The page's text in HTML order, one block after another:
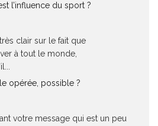
l’influence du sport ?
clair sur le fait que
à tout le monde,
opérée, possible ?
votre message qui est un peu